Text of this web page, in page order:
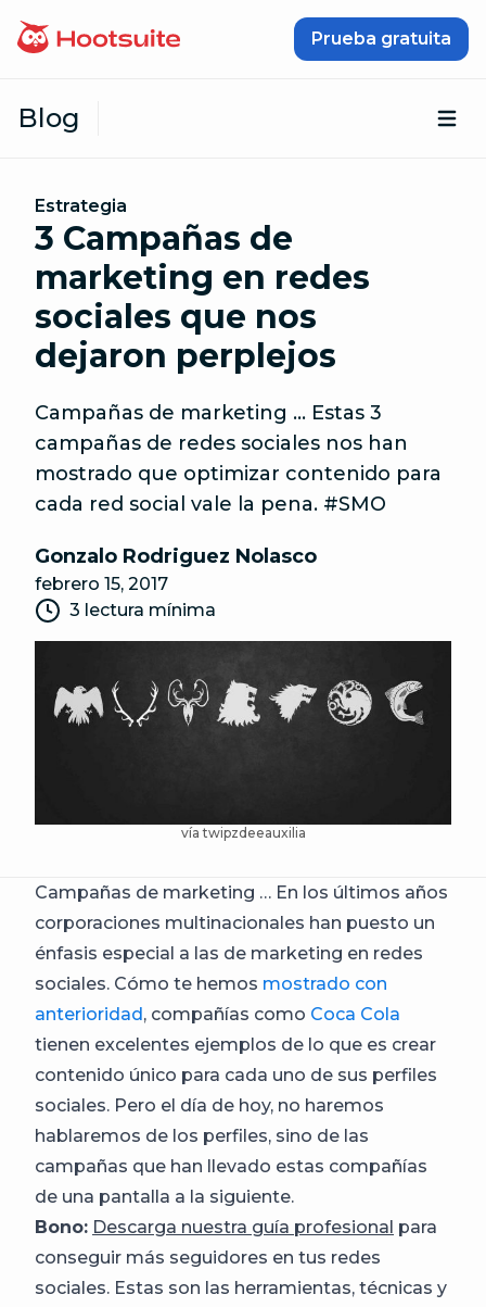
Prueba gratuita
Blog
Estrategia
3 Campañas de
marketing en redes
sociales que nos
dejaron perplejos
Campañas de marketing … Estas 3
campañas de redes sociales nos han
mostrado que optimizar contenido para
cada red social vale la pena. #SMO
Gonzalo Rodriguez Nolasco
febrero 15, 2017
3 lectura mínima
víatwipzdeeauxilia
Campañas de marketing … En los últimos años
corporaciones multinacionales han puesto un
énfasis especial a las de marketing en redes
sociales. Cómo te hemos mostrado con
anterioridad, compañías como Coca Cola
tienen excelentes ejemplos de lo que es crear
contenido único para cada uno de sus perfiles
sociales. Pero el día de hoy, no haremos
hablaremos de los perfiles, sino de las
campañas que han llevado estas compañías
de una pantalla a la siguiente.
Bono: Descarga nuestra guía profesional para
conseguir más seguidores en tus redes
sociales. Estas son las herramientas, técnicas y